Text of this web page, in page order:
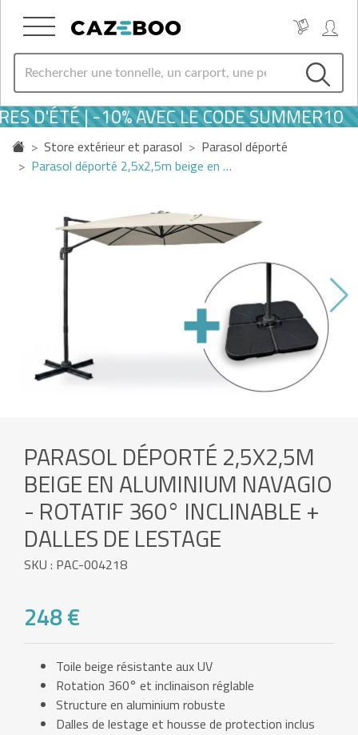
D'ÉTÉ | -10% AVEC LE CODE SUMMER10
Store extérieur et parasol
Parasol déporté
Parasol déporté 2,5x2,5m beige en …
PARASOL DÉPORTÉ 2,5X2,5M
BEIGE EN ALUMINIUM NAVAGIO
- ROTATIF 360° INCLINABLE +
DALLES DE LESTAGE
SKU : PAC-004218
248 €
Toile beige résistante aux UV
Rotation 360° et inclinaison réglable
Structure en aluminium robuste
Dalles de lestage et housse de protection inclus